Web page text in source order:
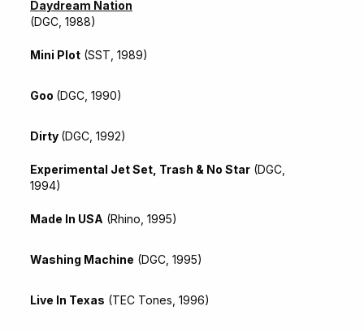
Daydream Nation
(DGC, 1988)
Mini Plot (SST, 1989)
Goo (DGC, 1990)
Dirty (DGC, 1992)
Experimental Jet Set, Trash & No Star (DGC,
1994)
Made In USA (Rhino, 1995)
Washing Machine (DGC, 1995)
Live In Texas (TEC Tones, 1996)